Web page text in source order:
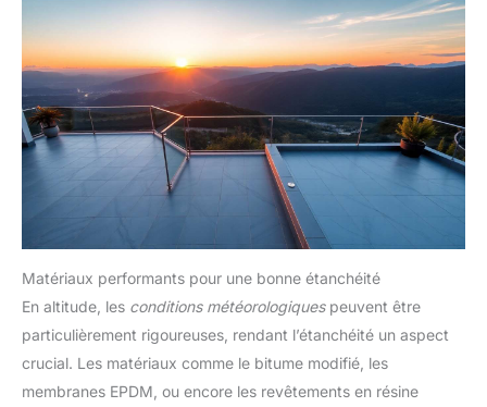
Matériaux performants pour une bonne étanchéité
En altitude, les conditions météorologiquespeuvent être
particulièrement rigoureuses, rendant l’étanchéité un aspect
crucial. Les matériaux comme le bitume modifié, les
membranes EPDM, ou encore les revêtements en résine